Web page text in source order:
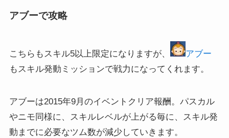
アブーで攻略
こちらもスキル5以上限定になりますが、
アブー
もスキル発動ミッションで戦力になってくれます。
アブーは2015年9月のイベントクリア報酬。パスカル
やニモ同様に、スキルレベルが上がる毎に、スキル発
動までに必要なツム数が減少していきます。